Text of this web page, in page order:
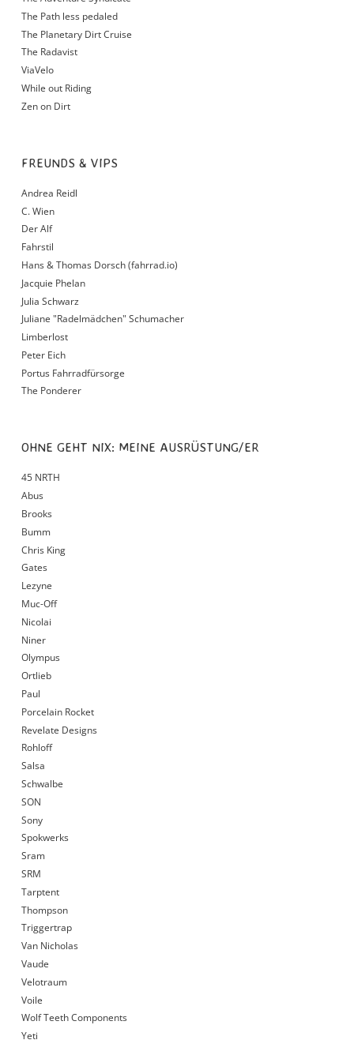
The Path less pedaled
The Planetary Dirt Cruise
The Radavist
ViaVelo
While out Riding
Zen on Dirt
FREUNDS & VIPS
Andrea Reidl
C. Wien
Der Alf
Fahrstil
Hans & Thomas Dorsch (fahrrad.io)
Jacquie Phelan
Julia Schwarz
Juliane "Radelmädchen" Schumacher
Limberlost
Peter Eich
Portus Fahrradfürsorge
The Ponderer
OHNE GEHT NIX: MEINE AUSRÜSTUNG/ER
45 NRTH
Abus
Brooks
Bumm
Chris King
Gates
Lezyne
Muc-Off
Nicolai
Niner
Olympus
Ortlieb
Paul
Porcelain Rocket
Revelate Designs
Rohloff
Salsa
Schwalbe
SON
Sony
Spokwerks
Sram
SRM
Tarptent
Thompson
Triggertrap
Van Nicholas
Vaude
Velotraum
Voile
Wolf Teeth Components
Yeti